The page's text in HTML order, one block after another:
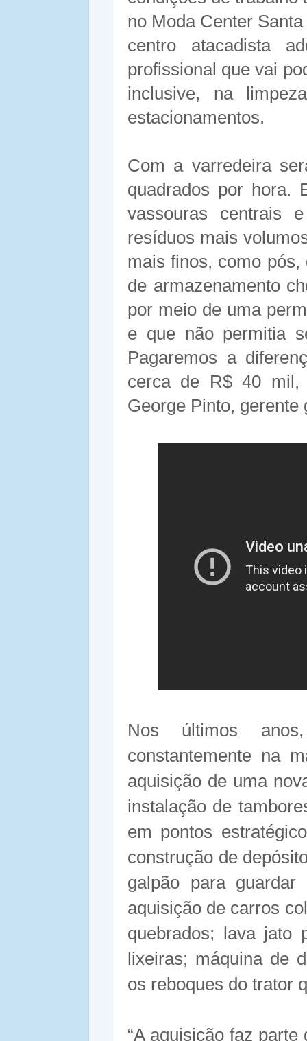
no Moda Center
centro atacadista
profissional que vai
inclusive, na
estacionamentos.
Com a varredeira
quadrados por hora.
vassouras centrais
resíduos mais
mais finos, como
de armazenamento
por meio de uma
e que não permitia
Pagaremos a
cerca de R$ 40 mil,
George Pinto, gerente
Nos últimos
constantemente na
aquisição de uma
instalação de
em pontos
construção de
galpão para
aquisição de carros
quebrados; lava jato
lixeiras; máquina de
os reboques do trator
“A aquisição faz